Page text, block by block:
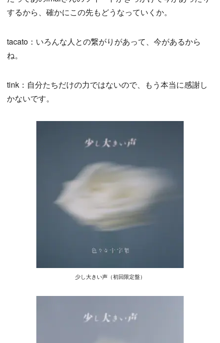
するから、確かにこの先もどうなっていくか。
tacato：いろんな人との繋がりがあって、今があるから
ね。
tink：自分たちだけの力ではないので、もう本当に感謝し
かないです。
少し大きい声（初回限定盤）